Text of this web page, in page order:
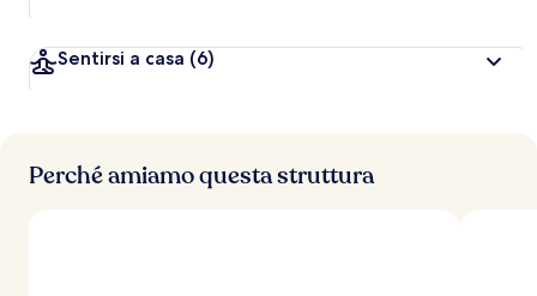
Sentirsi a casa (6)
Perché amiamo questa struttura